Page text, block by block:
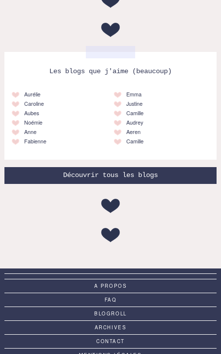
Les blogs que j'aime (beaucoup)
Aurélie
Caroline
Aubes
Noémie
Anne
Fabienne
Emma
Justine
Camille
Audrey
Aeren
Camille
Découvrir tous les blogs
A PROPOS
FAQ
BLOGROLL
ARCHIVES
CONTACT